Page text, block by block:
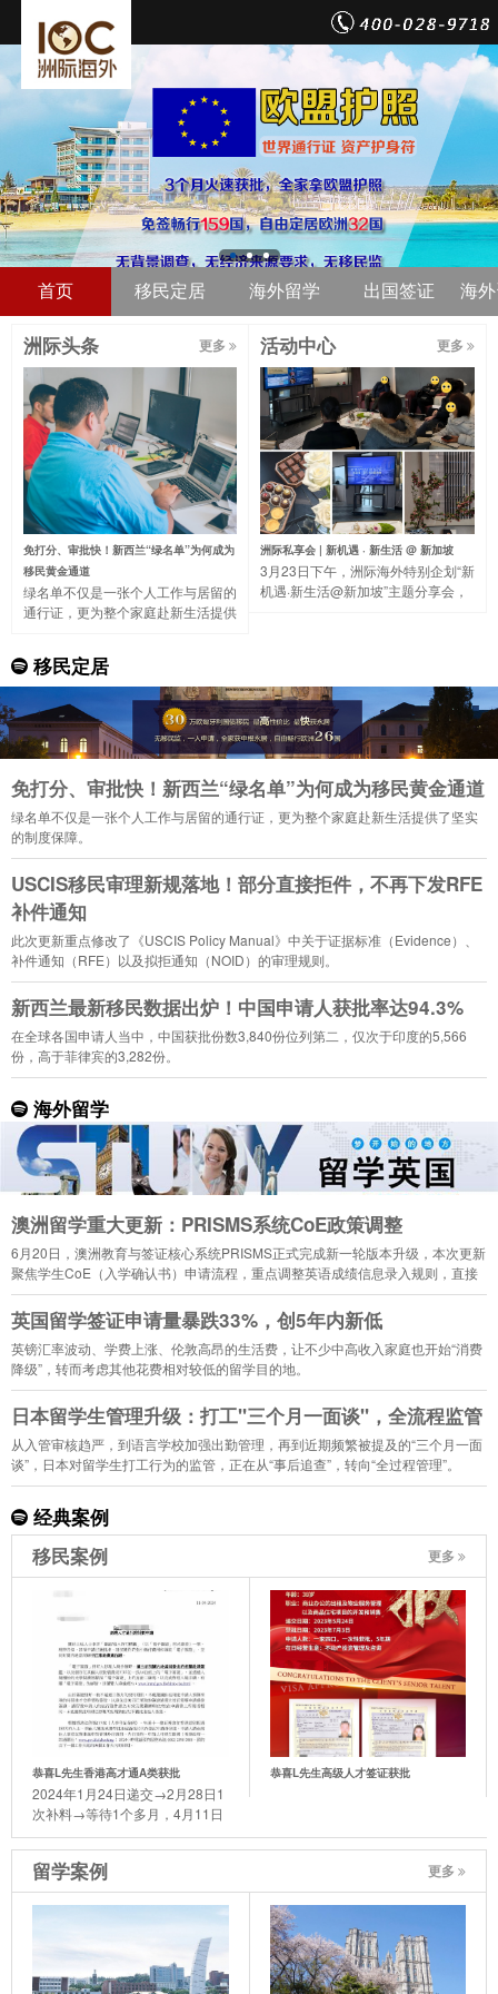
首页 移民定居 海外留学 出国签证 海
洲际头条 更多
免打分、审批快！新西兰“绿名单”为何成为
移民黄金通道
绿名单不仅是一张个人工作与居留的
通行证，更为整个家庭赴新生活提供
活动中心 更多
洲际私享会 | 新机遇 · 新生活 @ 新加坡
3月23日下午，洲际海外特别企划“新
机遇·新生活@新加坡”主题分享会，
移民定居
免打分、审批快！新西兰“绿名单”为何成为移民黄金通道
绿名单不仅是一张个人工作与居留的通行证，更为整个家庭赴新生活提供了坚实
的制度保障。
USCIS移民审理新规落地！部分直接拒件，不再下发RFE
补件通知
此次更新重点修改了《USCIS Policy Manual》中关于证据标准（Evidence）、
补件通知（RFE）以及拟拒通知（NOID）的审理规则。
新西兰最新移民数据出炉！中国申请人获批率达94.3%
在全球各国申请人当中，中国获批份数3,840份位列第二，仅次于印度的5,566
份，高于菲律宾的3,282份。
海外留学
澳洲留学重大更新：PRISMS系统CoE政策调整
6月20日，澳洲教育与签证核心系统PRISMS正式完成新一轮版本升级，本次更新
聚焦学生CoE（入学确认书）申请流程，重点调整英语成绩信息录入规则，直接
影响2026年下半年入学的留学生申请。
英国留学签证申请量暴跌33%，创5年内新低
英镑汇率波动、学费上涨、伦敦高昂的生活费，让不少中高收入家庭也开始“消费
降级”，转而考虑其他花费相对较低的留学目的地。
日本留学生管理升级：打工"三个月一面谈"，全流程监管
从入管审核趋严，到语言学校加强出勤管理，再到近期频繁被提及的“三个月一面
谈”，日本对留学生打工行为的监管，正在从“事后追查”，转向“全过程管理”。
经典案例
移民案例
更多
恭喜L先生香港高才通A类获批
2024年1月24日递交→2月28日1
次补料→等待1个多月，4月11日
迎来了喜讯。
恭喜L先生高级人才签证获批
留学案例 更多